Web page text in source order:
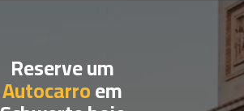
Reserve um
Autocarroem